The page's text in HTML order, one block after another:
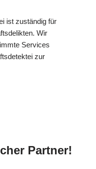
ist zuständig für
Wir
Services
zur
Partner!